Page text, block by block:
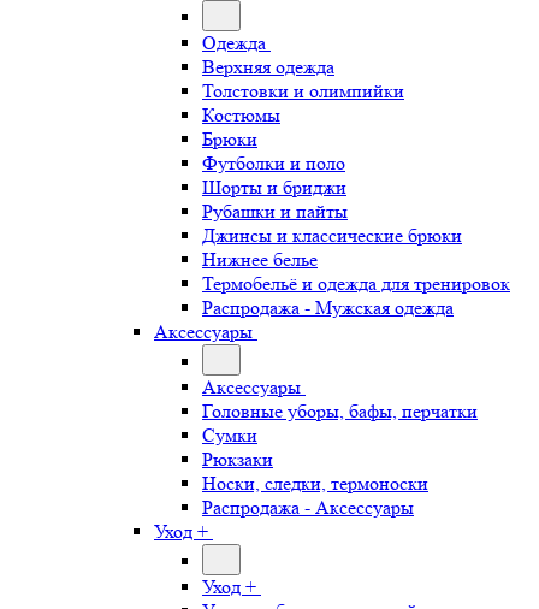
Одежда
Верхняя одежда
Толстовки и олимпийки
Костюмы
Брюки
Футболки и поло
Шорты и бриджи
Рубашки и пайты
Джинсы и классические брюки
Нижнее белье
Термобельё и одежда для тренировок
Распродажа - Мужская одежда
Аксессуары
Аксессуары
Головные уборы, бафы, перчатки
Сумки
Рюкзаки
Носки, следки, термоноски
Распродажа - Аксессуары
Уход +
Уход +